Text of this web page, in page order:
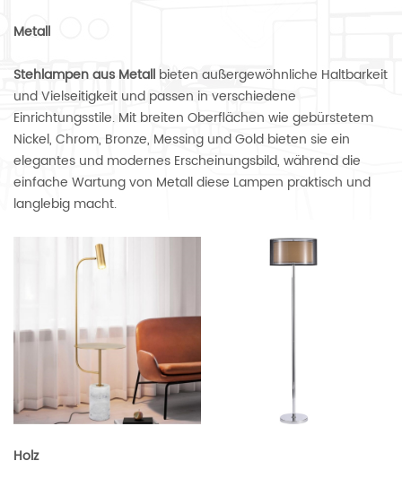
Metall
Stehlampen aus Metall bieten außergewöhnliche Haltbarkeit
und Vielseitigkeit und passen in verschiedene
Einrichtungsstile. Mit breiten Oberflächen wie gebürstetem
Nickel, Chrom, Bronze, Messing und Gold bieten sie ein
elegantes und modernes Erscheinungsbild, während die
einfache Wartung von Metall diese Lampen praktisch und
langlebig macht.
Holz